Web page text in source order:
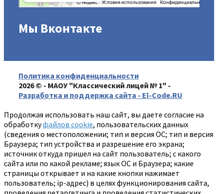
Мы Вконтакте
Политика конфиденциальности
2026 © - МАОУ "Классический лицей № 1" -
Разработка и поддержка сайта - El-Code.RU
Продолжая использовать наш сайт, вы даете согласие на
обработкуфайлов cookie, пользовательских данных
(сведения о местоположении; тип и версия ОС; тип и версия
Браузера; тип устройства и разрешение его экрана;
источник откуда пришел на сайт пользователь; с какого
сайта или по какой рекламе; язык ОС и Браузера; какие
страницы открывает и на какие кнопки нажимает
пользователь; ip-адрес) в целях функционирования сайта,